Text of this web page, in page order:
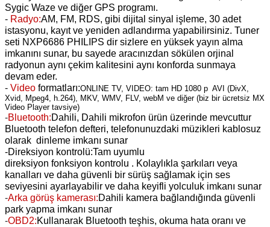
Sygic Waze ve diğer GPS programı.
- Radyo:AM, FM, RDS, gibi dijital sinyal işleme, 30 adet
istasyonu, kayıt ve yeniden adlandırma yapabilirsiniz. Tuner
seti NXP6686 PHILIPS dir sizlere en yüksek yayın alma
imkanını sunar, bu sayede aracınızdan sökülen orjinal
radyonun aynı çekim kalitesini aynı konforda sunmaya
devam eder.
- Video formatları:ONLINE TV, VIDEO: tam HD 1080 p AVI (DivX,
Xvid, Mpeg4, h.264), MKV, WMV, FLV, webM ve diğer (biz bir ücretsiz MX
Video Player tavsiye)
-Bluetooth:Dahili, Dahili mikrofon ürün üzerinde mevcuttur
Bluetooth telefon defteri, telefonunuzdaki müzikleri kablosuz
olarak dinleme imkanı sunar
-Direksiyon kontrolü:Tam uyumlu
direksiyon fonksiyon kontrolu . Kolaylıkla şarkıları veya
kanalları ve daha güvenli bir sürüş sağlamak için ses
seviyesini ayarlayabilir ve daha keyifli yolculuk imkanı sunar
-Arka görüş kamerası:Dahili kamera bağlandığında güvenli
park yapma imkanı sunar
-OBD2:Kullanarak Bluetooth teşhis, okuma hata oranı ve